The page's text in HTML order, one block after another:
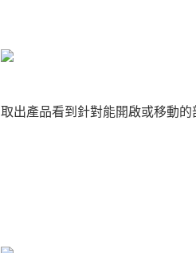
取出產品看到針對能開啟或移動